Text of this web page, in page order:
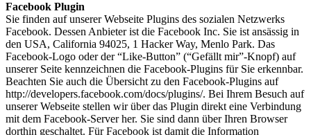
Facebook Plugin
Sie finden auf unserer Webseite Plugins des sozialen Netzwerks
Facebook. Dessen Anbieter ist die Facebook Inc. Sie ist ansässig in
den USA, California 94025, 1 Hacker Way, Menlo Park. Das
Facebook-Logo oder der “Like-Button” (“Gefällt mir”-Knopf) auf
unserer Seite kennzeichnen die Facebook-Plugins für Sie erkennbar.
Beachten Sie auch die Übersicht zu den Facebook-Plugins auf
http://developers.facebook.com/docs/plugins/. Bei Ihrem Besuch auf
unserer Webseite stellen wir über das Plugin direkt eine Verbindung
mit dem Facebook-Server her. Sie sind dann über Ihren Browser
dorthin geschaltet. Für Facebook ist damit die Information